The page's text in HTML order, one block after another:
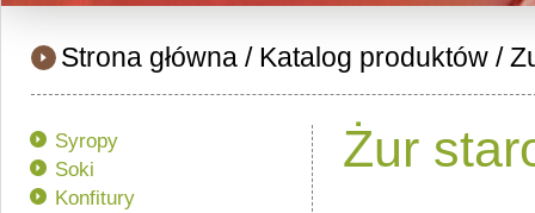
Strona główna / Katalog produktów /
Syropy
Soki
Konfitury
Żur